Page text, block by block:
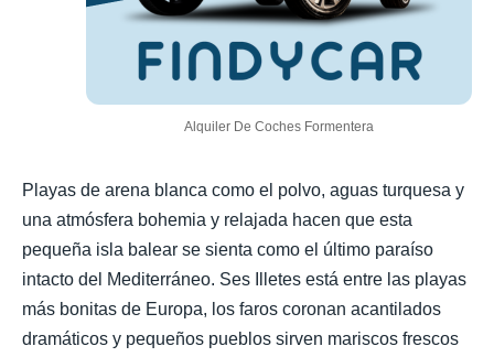
Alquiler De Coches Formentera
Playas de arena blanca como el polvo, aguas turquesa y
una atmósfera bohemia y relajada hacen que esta
pequeña isla balear se sienta como el último paraíso
intacto del Mediterráneo. Ses Illetes está entre las playas
más bonitas de Europa, los faros coronan acantilados
dramáticos y pequeños pueblos sirven mariscos frescos